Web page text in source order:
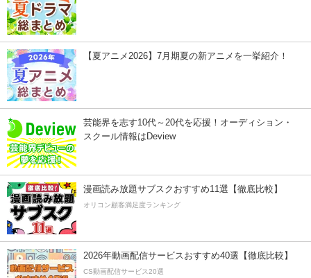
【夏アニメ2026】7月期夏の新アニメを一挙紹介！
芸能界を志す10代～20代を応援！オーディション・
スクール情報はDeview
漫画読み放題サブスクおすすめ11選【徹底比較】
オリコン顧客満足度ランキング
2026年動画配信サービスおすすめ40選【徹底比較】
CS動画配信サービス20選